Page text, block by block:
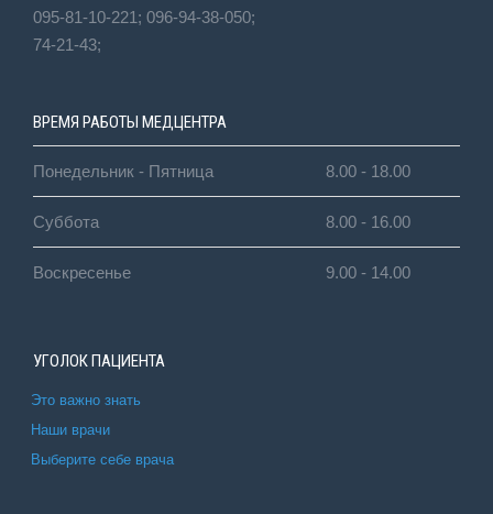
095-81-10-221; 096-94-38-050;
74-21-43;
ВРЕМЯ РАБОТЫ МЕДЦЕНТРА
Понедельник - Пятница 8.00 - 18.00
Суббота 8.00 - 16.00
Воскресенье 9.00 - 14.00
УГОЛОК ПАЦИЕНТА
Это важно знать
Наши врачи
Выберите себе врача